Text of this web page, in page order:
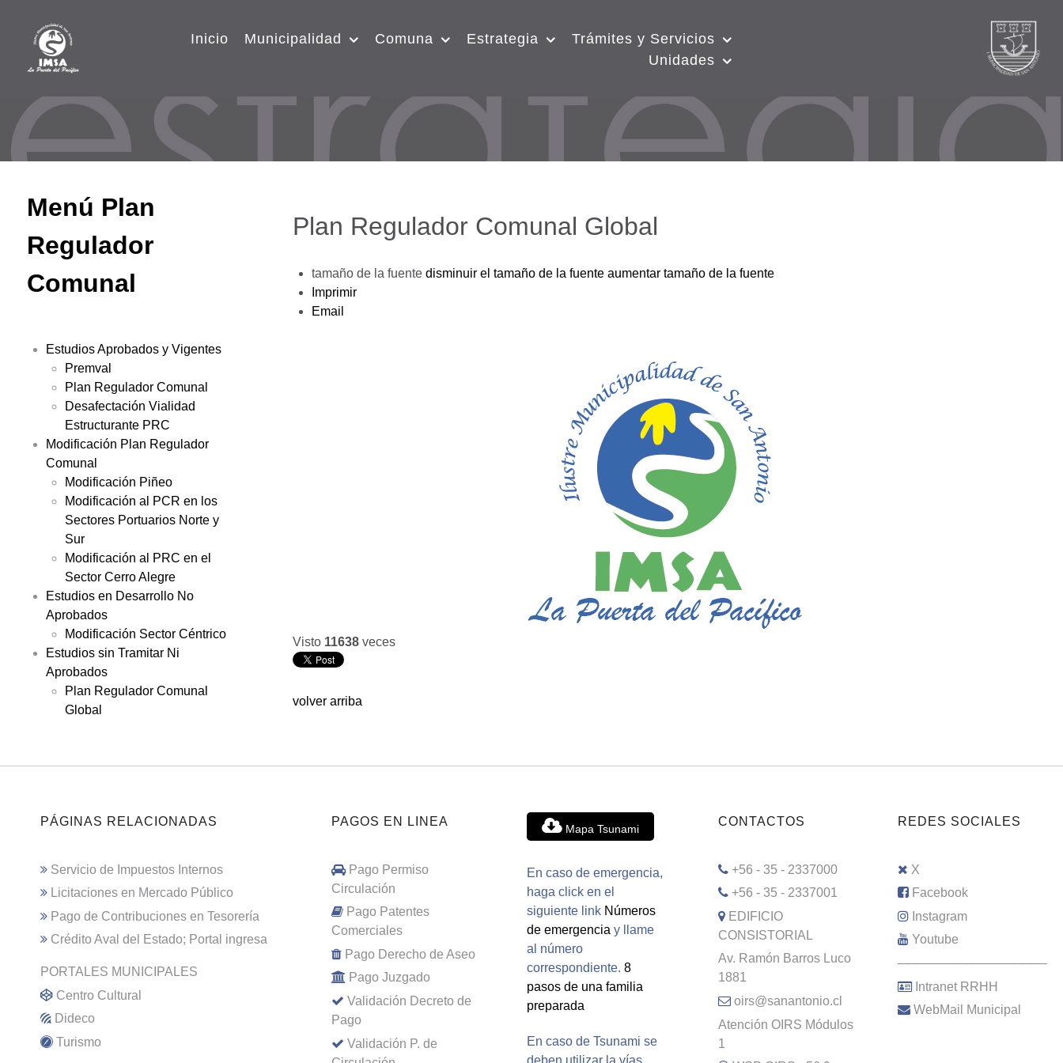
Inicio Municipalidad Comuna Estrategia
Trámites y Servicios
Unidades
Menú Plan
Regulador
Comunal
Estudios Aprobados y Vigentes
Premval
Plan Regulador Comunal
Desafectación Vialidad
Estructurante PRC
Modificación Plan Regulador
Comunal
Modificación Piñeo
Modificación al PCR en los
Sectores Portuarios Norte y
Sur
Modificación al PRC en el
Sector Cerro Alegre
Estudios en Desarrollo No
Aprobados
Modificación Sector Céntrico
Estudios sin Tramitar Ni
Aprobados
Plan Regulador Comunal
Global
Plan Regulador Comunal Global
tamaño de la fuente disminuir el tamaño de la fuente aumentar tamaño de la fuente
Imprimir
Email
Visto 11638 veces
volver arriba
PÁGINAS RELACIONADAS
Servicio de Impuestos Internos
Licitaciones en Mercado Público
Pago de Contribuciones en Tesorería
Crédito Aval del Estado; Portal ingresa
PORTALES MUNICIPALES
Centro Cultural
Dideco
Turismo
PAGOS EN LINEA
Pago Permiso
Circulación
Pago Patentes
Comerciales
Pago Derecho de Aseo
Pago Juzgado
Validación Decreto de
Pago
Validación P. de
Mapa Tsunami
En caso de emergencia,
haga click en el
siguiente link Números
de emergencia y llame
al número
correspondiente. 8
pasos de una familia
preparada
En caso de Tsunami se
deben utilizar la vías
CONTACTOS
+56 - 35 - 2337000
+56 - 35 - 2337001
EDIFICIO
CONSISTORIAL
Av. Ramón Barros Luco
1881
oirs@sanantonio.cl
Atención OIRS Módulos
1
REDES SOCIALES
X
Facebook
Instagram
Youtube
–––––––––––––––––––––
Intranet RRHH
WebMail Municipal